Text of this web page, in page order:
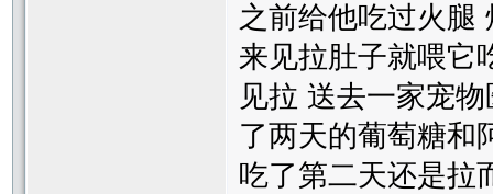
之前给他吃过火腿
来见拉肚子就喂它
见拉 送去一家宠
了两天的葡萄糖和
吃了第二天还是拉